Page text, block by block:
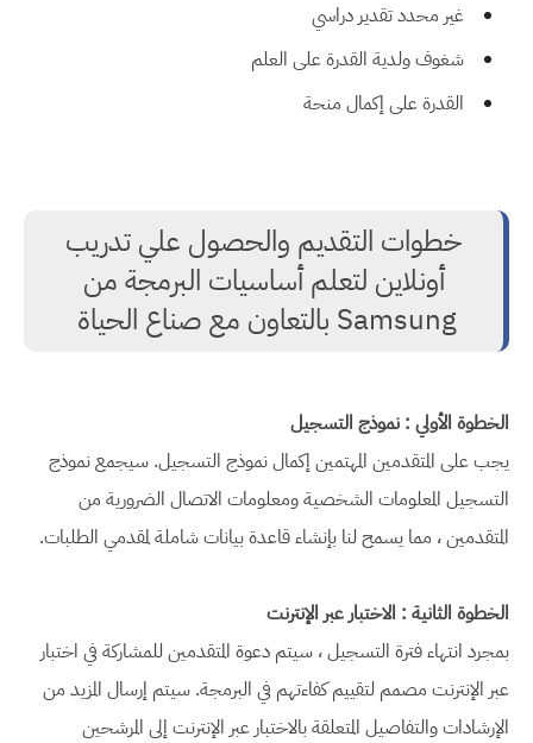
غير محدد تقدير دراسي
شغوف ولدية القدرة على العلم
القدرة على إكمال منحة
خطوات التقديم والحصول علي تدريب
أونلاين لتعلم أساسيات البرمجة من
Samsung بالتعاون مع صناع الحياة
الخطوة الأولي : نموذج التسجيل
يجب على المتقدمين المهتمين إكمال نموذج التسجيل. سيجمع نموذج
التسجيل المعلومات الشخصية ومعلومات الاتصال الضرورية من
المتقدمين ، مما يسمح لنا بإنشاء قاعدة بيانات شاملة لمقدمي الطلبات.
الخطوة الثانية : الاختبار عبر الإنترنت
بمجرد انتهاء فترة التسجيل ، سيتم دعوة المتقدمين للمشاركة في اختبار
عبر الإنترنت مصمم لتقييم كفاءتهم في البرمجة. سيتم إرسال المزيد من
الإرشادات والتفاصيل المتعلقة بالاختبار عبر الإنترنت إلى المرشحين